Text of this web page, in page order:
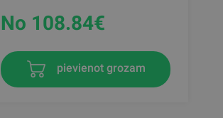
No 108.84€
pievienot grozam